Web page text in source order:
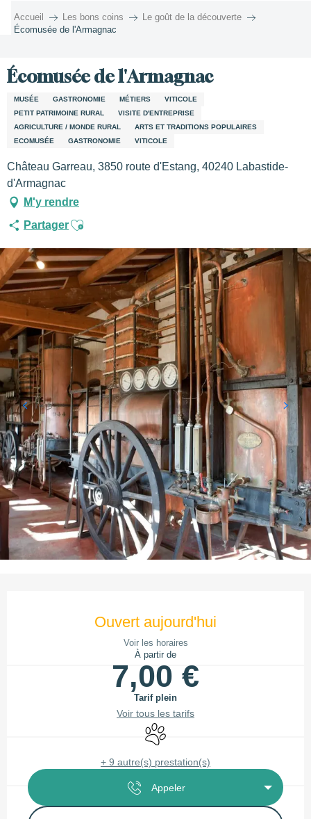
Accueil Les bons coins
Le goût de la découverte
Écomusée de l'Armagnac
Écomusée de l'Armagnac
MUSÉE GASTRONOMIE MÉTIERS
VITICOLE
PETIT PATRIMOINE RURAL
VISITE D'ENTREPRISE
AGRICULTURE / MONDE RURAL
ARTS ET TRADITIONS POPULAIRES
ECOMUSÉE
GASTRONOMIE VITICOLE
Château Garreau, 3850 route d'Estang, 40240 Labastide-
d'Armagnac
M'y rendre
PartagerAjouter aux favoris
Ouvert aujourd'hui
Voir les horaires
À partir de
7,00 €
Tarif plein
Voir tous les tarifs
Animaux acceptés
+ 9 autre(s) prestation(s)
Appeler